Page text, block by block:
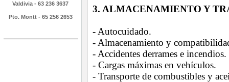
Valdivia - 63 236 3637
Pto. Montt - 65 256 2653
3. ALMACENAMIENTO Y
- Autocuidado.
- Almacenamiento y
- Accidentes derrames e incendios.
- Cargas máximas en vehículos.
- Transporte de combustibles y